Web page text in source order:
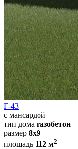
Г-43
с мансардой
тип дома газобетон
размер 8х9
площадь 112 м2